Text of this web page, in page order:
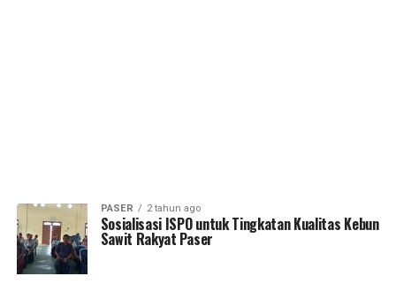
PASER 2 tahun ago
Sosialisasi ISPO untuk Tingkatan Kualitas Kebun
Sawit Rakyat Paser